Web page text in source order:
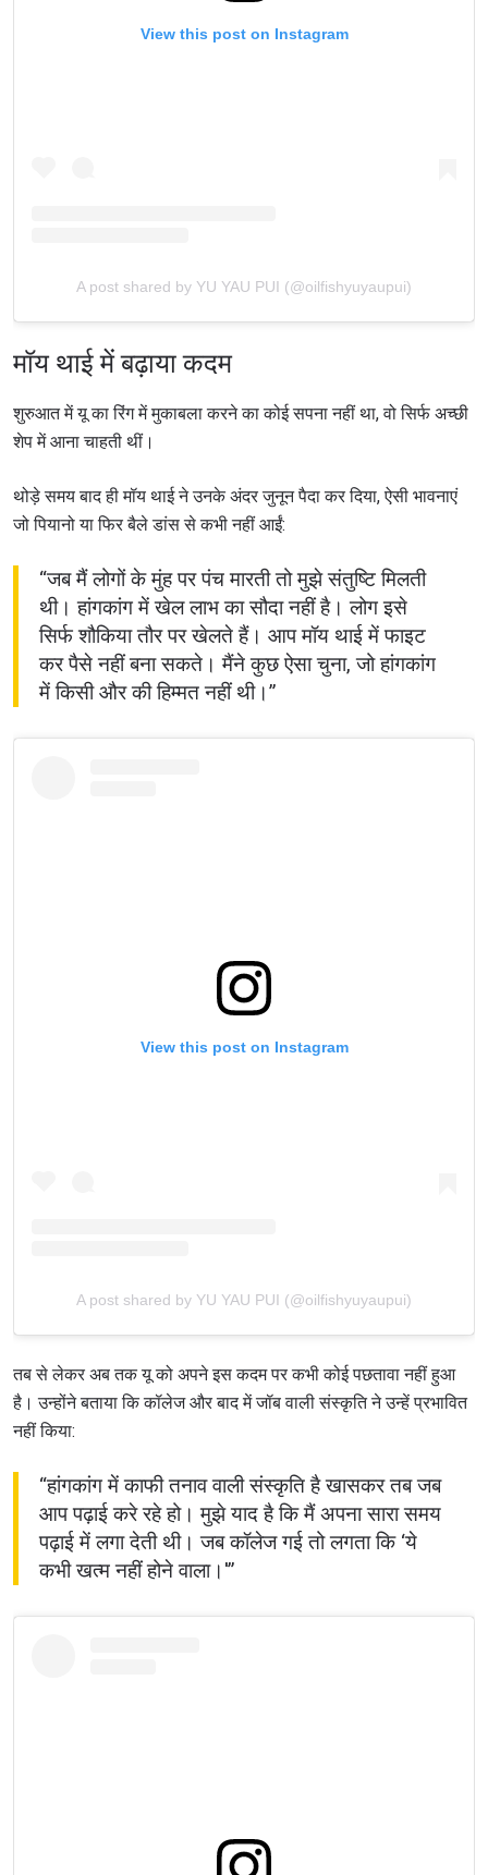
View this post on Instagram
A post shared by YU YAU PUI (@oilfishyuyaupui)
मॉय थाई में बढ़ाया कदम
शुरुआत में यू का रिंग में मुकाबला करने का कोई सपना नहीं था, वो सिर्फ अच्छी
शेप में आना चाहती थीं।
थोड़े समय बाद ही मॉय थाई ने उनके अंदर जुनून पैदा कर दिया, ऐसी भावनाएं
जो पियानो या फिर बैले डांस से कभी नहीं आईं:
“जब मैं लोगों के मुंह पर पंच मारती तो मुझे संतुष्टि मिलती
थी। हांगकांग में खेल लाभ का सौदा नहीं है। लोग इसे
सिर्फ शौकिया तौर पर खेलते हैं। आप मॉय थाई में फाइट
कर पैसे नहीं बना सकते। मैंने कुछ ऐसा चुना, जो हांगकांग
में किसी और की हिम्मत नहीं थी।”
View this post on Instagram
A post shared by YU YAU PUI (@oilfishyuyaupui)
तब से लेकर अब तक यू को अपने इस कदम पर कभी कोई पछतावा नहीं हुआ
है। उन्होंने बताया कि कॉलेज और बाद में जॉब वाली संस्कृति ने उन्हें प्रभावित
नहीं किया:
“हांगकांग में काफी तनाव वाली संस्कृति है खासकर तब जब
आप पढ़ाई करे रहे हो। मुझे याद है कि मैं अपना सारा समय
पढ़ाई में लगा देती थी। जब कॉलेज गई तो लगता कि ‘ये
कभी खत्म नहीं होने वाला।'”